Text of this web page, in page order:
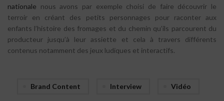
nationale nous avons par exemple choisi de faire découvrir le
terroir en créant des petits personnages pour raconter aux
enfants l’histoire des fromages et du chemin qu’ils parcourent du
producteur jusqu’à leur assiette et cela à travers différents
contenus notamment des jeux ludiques et interactifs.
Brand Content Interview Vidéo